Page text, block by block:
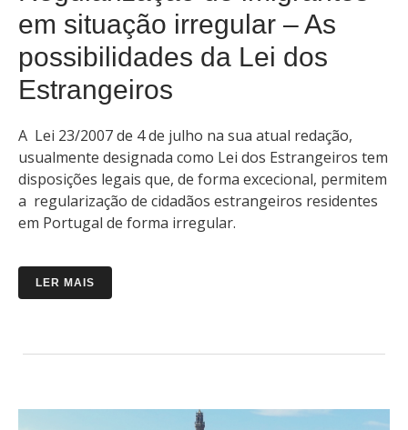
em situação irregular – As
possibilidades da Lei dos
Estrangeiros
A Lei 23/2007 de 4 de julho na sua atual redação,
usualmente designada como Lei dos Estrangeiros tem
disposições legais que, de forma excecional, permitem
a regularização de cidadãos estrangeiros residentes
em Portugal de forma irregular.
LER MAIS